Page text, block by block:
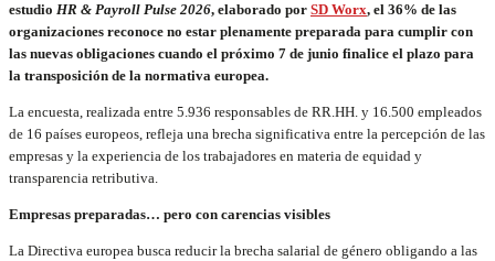
estudio HR & Payroll Pulse 2026, elaborado por SD Worx, el 36% de las
organizaciones reconoce no estar plenamente preparada para cumplir con
las nuevas obligaciones cuando el próximo 7 de junio finalice el plazo para
la transposición de la normativa europea.
La encuesta, realizada entre 5.936 responsables de RR.HH. y 16.500 empleados
de 16 países europeos, refleja una brecha significativa entre la percepción de las
empresas y la experiencia de los trabajadores en materia de equidad y
transparencia retributiva.
Empresas preparadas… pero con carencias visibles
La Directiva europea busca reducir la brecha salarial de género obligando a las